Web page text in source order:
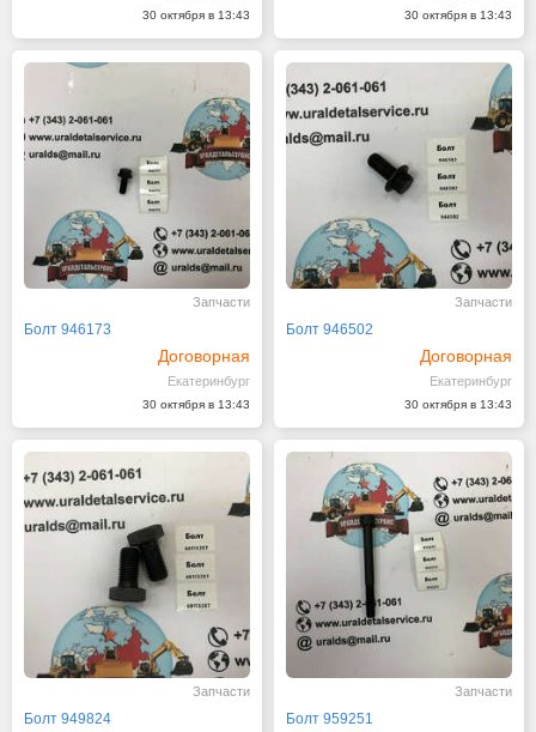
30 октября в 13:43 30 октября в 13:43
Запчасти
Болт 946173
Договорная
Екатеринбург
30 октября в 13:43
Запчасти
Болт 946502
Договорная
Екатеринбург
30 октября в 13:43
Запчасти
Болт 949824
Запчасти
Болт 959251